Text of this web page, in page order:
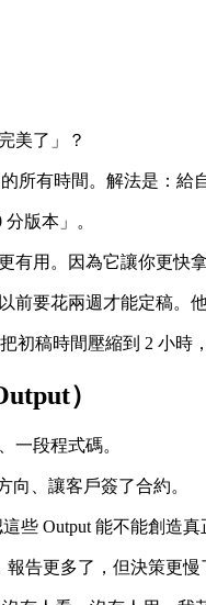
美了」？
所有時間。解法是：給
版本」。
有用。因為它讓你更快
前要花兩週才能定稿。
稿時間壓縮到 2 小時
）
一段程式碼。
向、讓客戶簽了合約。
Output 能不能創造真
告更多了，但決策更慢